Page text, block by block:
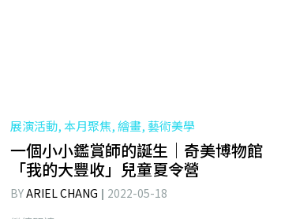
展演活動, 本月聚焦, 繪畫, 藝術美學
一個小小鑑賞師的誕生｜奇美博物館
「我的大豐收」兒童夏令營
BYARIEL CHANG
2022-05-18